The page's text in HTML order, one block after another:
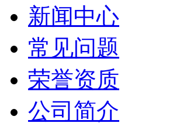
新闻中心
常见问题
荣誉资质
公司简介